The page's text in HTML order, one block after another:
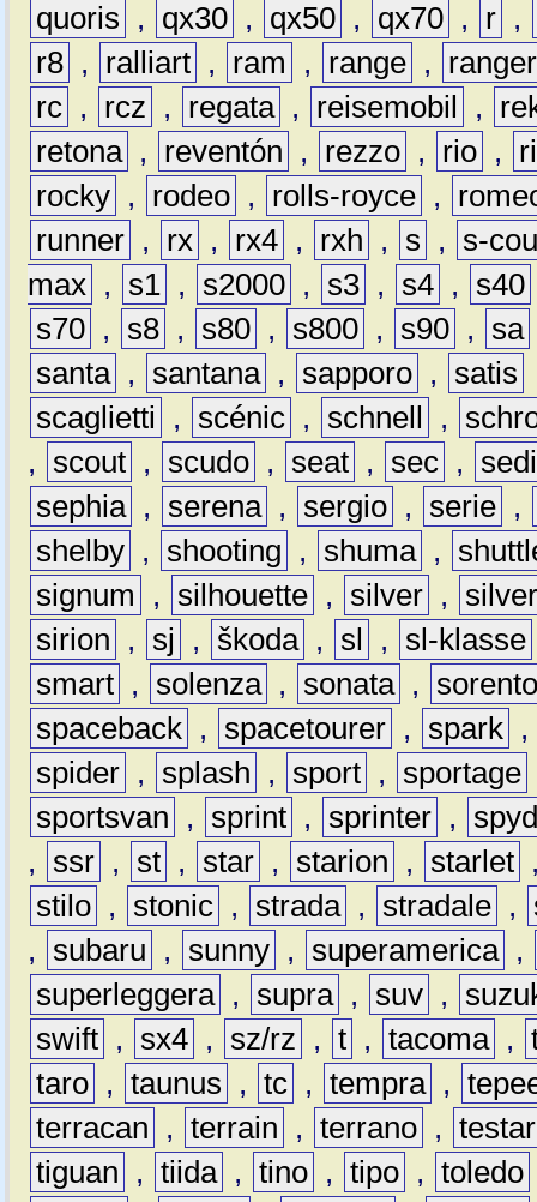
quoris
, qx30 , qx50 , qx70 , r ,
r8 , ralliart , ram , range ,
ranger
rc , rcz , regata , reisemobil ,
retona , reventón , rezzo , rio ,
rocky , rodeo , rolls-royce ,
runner , rx , rx4 , rxh , s ,
s-
max , s1 , s2000 , s3 , s4 , s40
s70 , s8 , s80 , s800 , s90 , sa
santa , santana , sapporo , satis
scaglietti
, scénic , schnell ,
,
scout , scudo , seat , sec ,
sephia , serena , sergio , serie ,
shelby , shooting , shuma ,
signum
, silhouette , silver ,
sirion
, sj , škoda , sl , sl-klasse
smart , solenza , sonata ,
spaceback , spacetourer , spark ,
spider , splash , sport , sportage
sportsvan
, sprint , sprinter ,
,
ssr , st , star , starion , starlet
stilo , stonic , strada , stradale ,
,
subaru , sunny , superamerica ,
superleggera , supra , suv ,
swift , sx4 , sz/rz , t , tacoma ,
taro , taunus , tc , tempra ,
terracan
, terrain , terrano ,
tiguan
, tiida , tino , tipo , toledo